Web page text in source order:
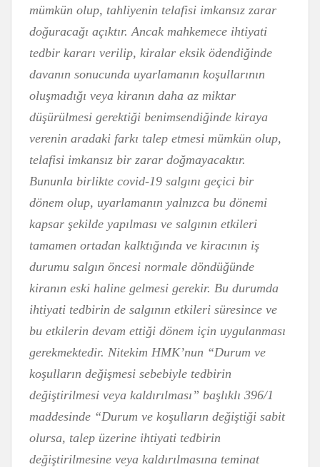
mümkün olup, tahliyenin telafisi imkansız zarar
doğuracağı açıktır. Ancak mahkemece ihtiyati
tedbir kararı verilip, kiralar eksik ödendiğinde
davanın sonucunda uyarlamanın koşullarının
oluşmadığı veya kiranın daha az miktar
düşürülmesi gerektiği benimsendiğinde kiraya
verenin aradaki farkı talep etmesi mümkün olup,
telafisi imkansız bir zarar doğmayacaktır.
Bununla birlikte covid-19 salgını geçici bir
dönem olup, uyarlamanın yalnızca bu dönemi
kapsar şekilde yapılması ve salgının etkileri
tamamen ortadan kalktığında ve kiracının iş
durumu salgın öncesi normale döndüğünde
kiranın eski haline gelmesi gerekir. Bu durumda
ihtiyati tedbirin de salgının etkileri süresince ve
bu etkilerin devam ettiği dönem için uygulanması
gerekmektedir. Nitekim HMK’nun “Durum ve
koşulların değişmesi sebebiyle tedbirin
değiştirilmesi veya kaldırılması” başlıklı 396/1
maddesinde “Durum ve koşulların değiştiği sabit
olursa, talep üzerine ihtiyati tedbirin
değiştirilmesine veya kaldırılmasına teminat